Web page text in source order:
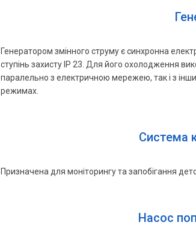
Генератором змінного струму є синхронна
ступінь захисту IP 23. Для його охолодження
паралельно з електричною мережею, так і з
режимах.
Система
Призначена для моніторингу та запобігання
Насос